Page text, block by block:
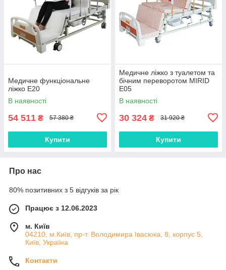
Медичне функціональне
ліжко E20
В наявності
54 511 ₴ 57 380 ₴
Купити
Медичне ліжко з туалетом та
бічним переворотом MIRID
Е05
В наявності
30 324 ₴ 31 920 ₴
Купити
Про нас
80% позитивних з 5 відгуків за рік
Працює з 12.06.2023
м. Київ
04210, м.Київ, пр-т. Володимира Івасюка, 8, корпус 5,
Київ, Україна
Контакти